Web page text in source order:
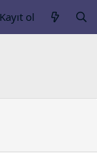
Kayıt ol